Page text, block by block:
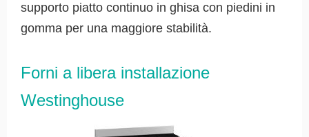
supporto piatto continuo in ghisa con piedini in
gomma per una maggiore stabilità.
Forni a libera installazione
Westinghouse